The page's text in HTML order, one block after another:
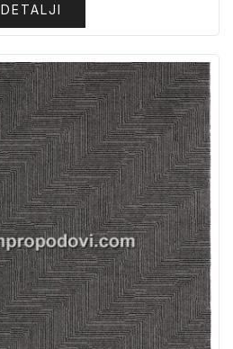
DETALJI